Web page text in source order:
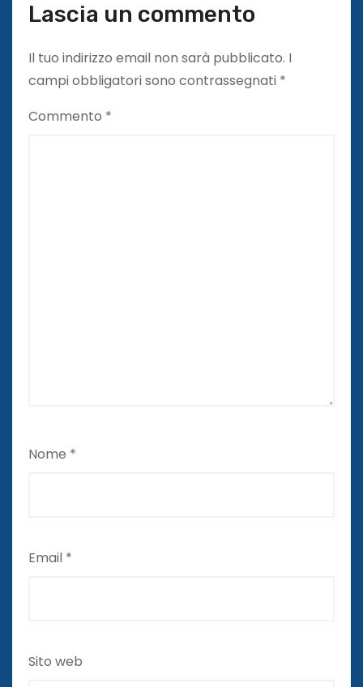
Lascia un commento
Il tuo indirizzo email non sarà pubblicato. I
campi obbligatori sono contrassegnati *
Commento *
Nome *
Email *
Sito web